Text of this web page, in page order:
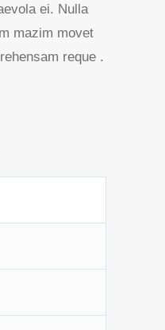
ei. Nulla
mazim movet
reque .